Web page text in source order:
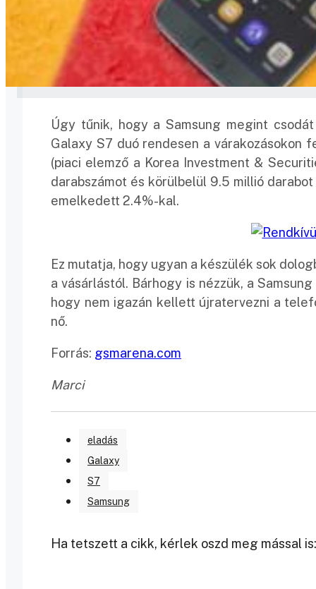
Úgy tűnik, hogy a Samsung megint
Galaxy S7 duó rendesen a várakozásokon
(piaci elemző a Korea Investment &
darabszámot és körülbelül 9.5 millió
emelkedett 2.4%-kal.
Ez mutatja, hogy ugyan a készülék sok
a vásárlástól. Bárhogy is nézzük, a
hogy nem igazán kellett újratervezni a
nő.
Forrás: gsmarena.com
Marci
eladás
Galaxy
S7
Samsung
Ha tetszett a cikk, kérlek oszd meg mással is: